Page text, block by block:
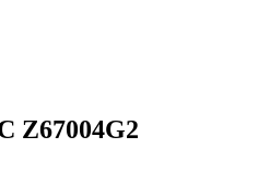
Z67004G2